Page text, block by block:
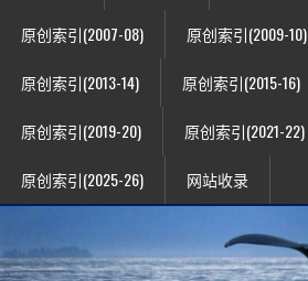
原创索引(2007-08) 原创索引(2009-10)
原创索引(2013-14) 原创索引(2015-16)
原创索引(2019-20) 原创索引(2021-22)
原创索引(2025-26) 网站收录